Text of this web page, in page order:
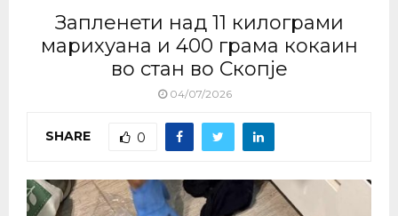
Запленети над 11 килограми
марихуана и 400 грама кокаин
во стан во Скопје
04/07/2026
SHARE 0